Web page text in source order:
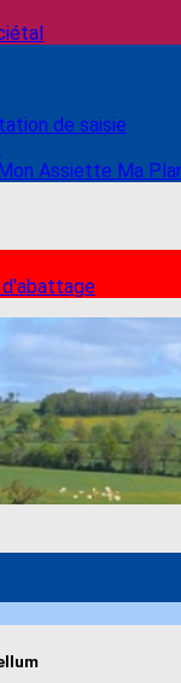
de saisie
Assiette Ma
d'abattage